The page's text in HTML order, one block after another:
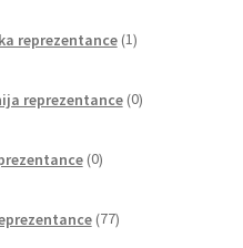
reprezentance 1izdelek
reprezentance 0izdelkov
0izdelkov
77izdelkov